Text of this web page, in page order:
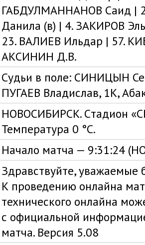
ГАБДУЛМАННАНОВ Саид |
Данила (в) | 4. ЗАКИРОВ
23. ВАЛИЕВ Ильдар | 57.
АКСИНИН Д.В.
Судьи в поле: СИНИЦЫН
ПУГАЕВ Владислав, 1К,
НОВОСИБИРСК. Cтадион
Температура 0 °C.
Начало матча — 9:31:24
Здравствуйте, уважаемые
К проведению онлайна
технического онлайна
с официальной
матча. Версия 5.08